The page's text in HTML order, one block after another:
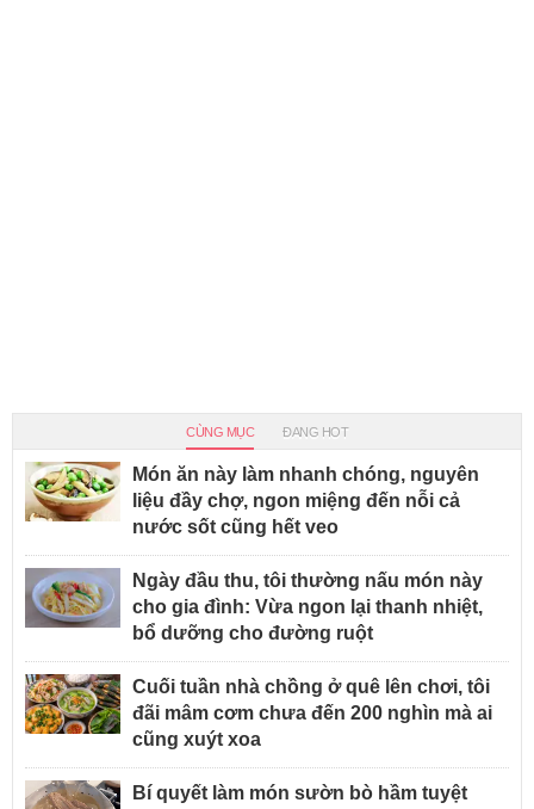
CÙNG MỤC ĐANG HOT
Món ăn này làm nhanh chóng, nguyên
liệu đầy chợ, ngon miệng đến nỗi cả
nước sốt cũng hết veo
Ngày đầu thu, tôi thường nấu món này
cho gia đình: Vừa ngon lại thanh nhiệt,
bổ dưỡng cho đường ruột
Cuối tuần nhà chồng ở quê lên chơi, tôi
đãi mâm cơm chưa đến 200 nghìn mà ai
cũng xuýt xoa
Bí quyết làm món sườn bò hầm tuyệt